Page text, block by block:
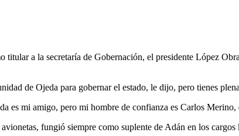
titular a la secretaría de Gobernación, el presidente López
de Ojeda para gobernar el estado, le dijo, pero tienes
es mi amigo, pero mi hombre de confianza es Carlos
fungió siempre como suplente de Adán en los